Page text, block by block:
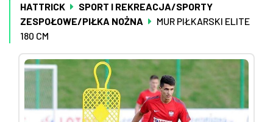
HATTRICK
SPORT I REKREACJA/SPORTY
ZESPOŁOWE/PIŁKA NOŻNA
MUR PIŁKARSKI ELITE
180 CM